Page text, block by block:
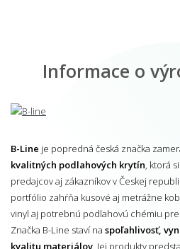
Informace o
B-Line je popredná česká značka
kvalitných podlahových krytín , ktorá
predajcov aj zákazníkov v Českej
portfólio zahŕňa kusové aj metrážne
vinyl aj potrebnú podlahovú chémiu
Značka B-Line staví na spoľahlivosť,
kvalitu materiálov . Jej produkty